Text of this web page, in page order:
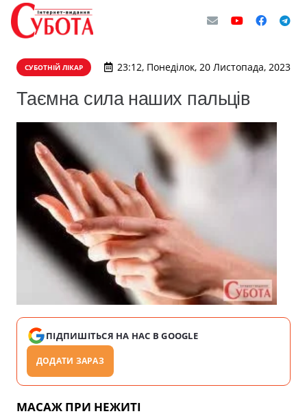
СУБОТНІЙ ЛІКАР 23:12, Понеділок, 20 Листопада, 2023
Таємна сила наших пальців
ПІДПИШІТЬСЯ НА НАС В GOOGLE
ДОДАТИ ЗАРАЗ
МАСАЖ ПРИ НЕЖИТІ